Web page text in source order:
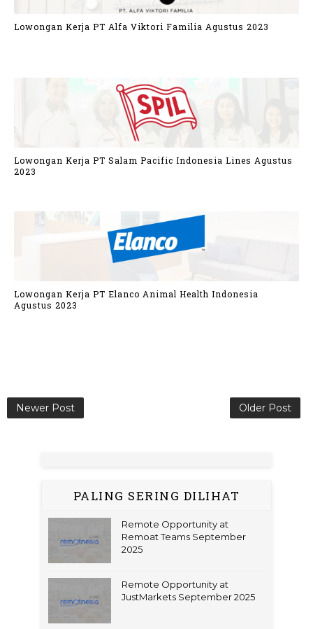
Lowongan Kerja PT Alfa Viktori Familia Agustus 2023
Lowongan Kerja PT Salam Pacific Indonesia Lines Agustus
2023
Lowongan Kerja PT Elanco Animal Health Indonesia
Agustus 2023
Newer Post Older Post
PALING SERING DILIHAT
Remote Opportunity at
Remoat Teams September
2025
Remote Opportunity at
JustMarkets September 2025